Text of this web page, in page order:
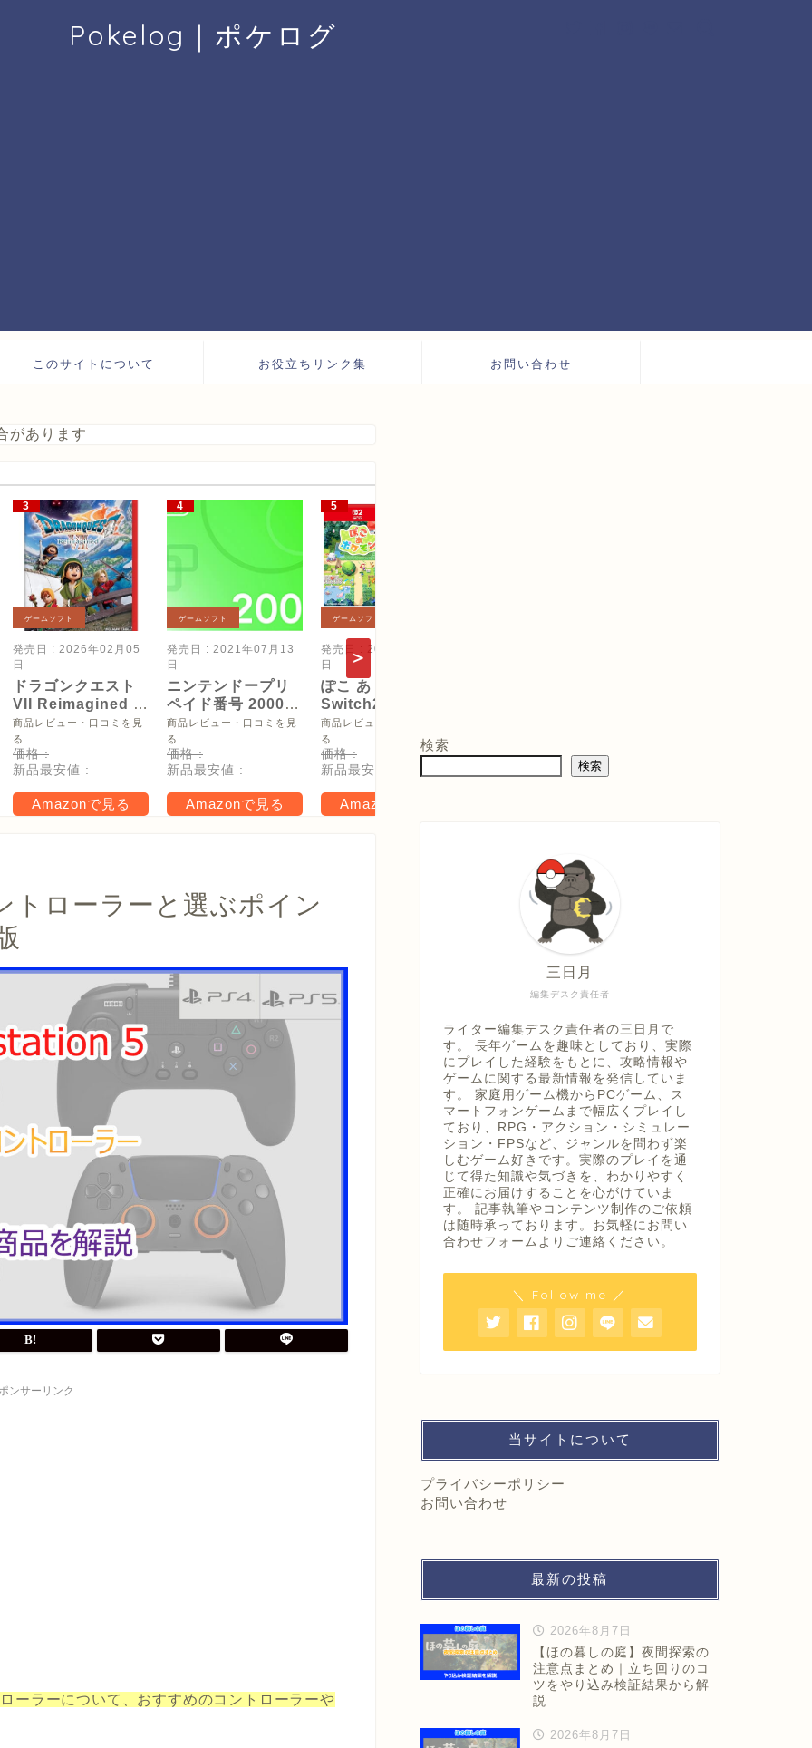
Pokelog｜ポケログ
このサイトについて お役立ちリンク集 お問い合わせ
があります
ゲームソフト
発売日 : 2026年02月05
日
ドラゴンクエスト
VII Reimagined -
Switch2
商品レビュー・口コミを見
る
価格 :
新品最安値 :
Amazonで見る
ゲームソフト
発売日 : 2021年07月13
日
ニンテンドープリ
ペイド番号 2000
円|オンラインコー
ド版
商品レビュー・口コミを見
る
価格 :
新品最安値 :
Amazonで見る
ゲームソフト
発売日 : 2026年03月05
日
ぽこ あ ポケモン -
Switch2
【Amazon.co.jpオ
リジナル特典】メ
タモン型木製トレ
ー(サイズ約直径
16cm) 同梱 & デジ
タル特典 家具「ひ
商品レビュー・口コミを見
る
価格 :
新品最安値 :
Amazonで見る
価格 :
トローラーと選ぶポイン
ンサーリンク
ーラーについて、おすすめのコントローラーや
検索
検索
編集デスク責任者
三日月
ライター編集デスク責任者の三日月で
す。 長年ゲームを趣味としており、実際
にプレイした経験をもとに、攻略情報や
ゲームに関する最新情報を発信していま
す。 家庭用ゲーム機からPCゲーム、ス
マートフォンゲームまで幅広くプレイし
ており、RPG・アクション・シミュレー
ション・FPSなど、ジャンルを問わず楽
しむゲーム好きです。実際のプレイを通
じて得た知識や気づきを、わかりやすく
正確にお届けすることを心がけていま
す。 記事執筆やコンテンツ制作のご依頼
は随時承っております。お気軽にお問い
合わせフォームよりご連絡ください。
＼ Follow me ／
当サイトについて
プライバシーポリシー
お問い合わせ
最新の投稿
2026年8月7日
【ほの暮しの庭】夜間探索の
注意点まとめ｜立ち回りのコ
ツをやり込み検証結果から解
説
2026年8月7日